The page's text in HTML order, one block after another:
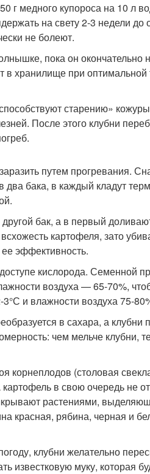
г медного купороса на 10 л
на свету 2-3 недели до
не болеют.
пока он окончательно
в хранилище при
старению»
После этого клубни
путем прогревания.
бака, в каждый кладут
бак, а в первый
картофеля, зато
эффективность.
кислорода. Семенной
воздуха — 65-70%,
и влажности воздуха 75-
в сахара, а клубни
чем мельче клубни,
корнеплодов (столовая
в свою очередь не
растениями,
красная, рябина, черная и
клубни желательно
муку, которая